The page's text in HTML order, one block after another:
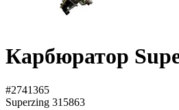
Карбюратор
#2741365
Superzing 315863